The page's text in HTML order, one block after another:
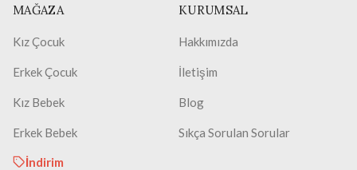
MAĞAZA
Kız Çocuk
Erkek Çocuk
Kız Bebek
Erkek Bebek
İndirim
KURUMSAL
Hakkımızda
İletişim
Blog
Sıkça Sorulan Sorular